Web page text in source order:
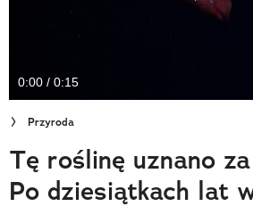
Cuda Polski
Wielki Konkurs Fotograficzny
Trendbook Podróżniczy
Polecane
0:00 / 0:15
Przyroda
Tę roślinę uznano
Po dziesiątkach lat